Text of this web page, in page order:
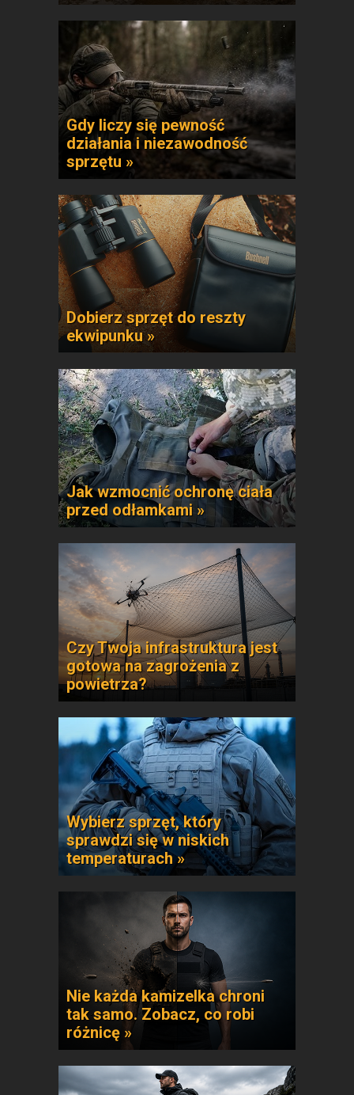
Gdy liczy się pewność
działania i niezawodność
sprzętu »
Dobierz sprzęt do reszty
ekwipunku »
Jak wzmocnić ochronę ciała
przed odłamkami »
Czy Twoja infrastruktura jest
gotowa na zagrożenia z
powietrza?
Wybierz sprzęt, który
sprawdzi się w niskich
temperaturach »
Nie każda kamizelka chroni
tak samo. Zobacz, co robi
różnicę »